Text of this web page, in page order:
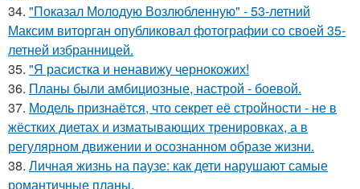
34. "Показал Молодую Возлюбленную" - 53-летний
Максим виторган опубликовал фотографии со своей 35-
летней избранницей.
35. "Я расистка и ненавижу чернокожих!
36. Планы были амбициозные, настрой - боевой.
37. Модель признаётся, что секрет её стройности - не в
жёстких диетах и изматывающих тренировках, а в
регулярном движении и осознанном образе жизни.
38. Личная жизнь на паузе: как дети нарушают самые
романтичные планы.